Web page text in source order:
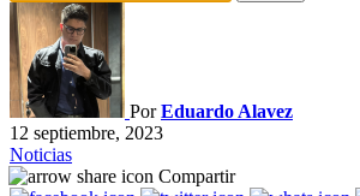
PorEduardo Alavez
12 septiembre, 2023
Noticias
Compartir